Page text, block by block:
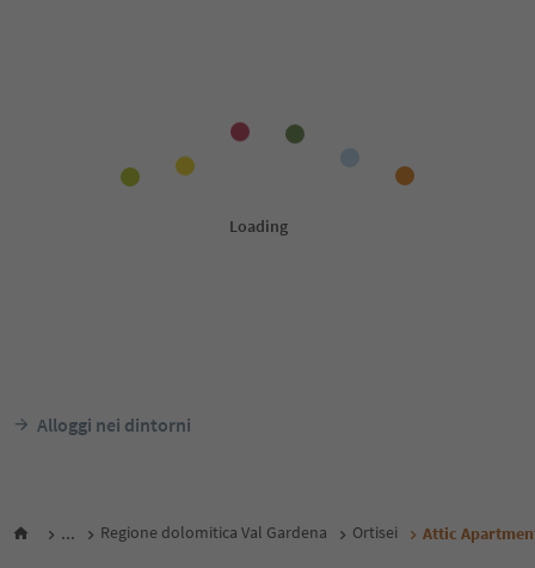
Alloggi nei dintorni
... Regione dolomitica Val Gardena Ortisei Attic